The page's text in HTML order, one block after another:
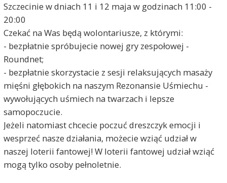
Szczecinie w dniach 11 i 12 maja w godzinach 11:00 -
20:00
Czekać na Was będą wolontariusze, z którymi:
- bezpłatnie spróbujecie nowej gry zespołowej -
Roundnet;
- bezpłatnie skorzystacie z sesji relaksujących masaży
mięśni głębokich na naszym Rezonansie Uśmiechu -
wywołujących uśmiech na twarzach i lepsze
samopoczucie.
Jeżeli natomiast chcecie poczuć dreszczyk emocji i
wesprzeć nasze działania, możecie wziąć udział w
naszej loterii fantowej! W loterii fantowej udział wziąć
mogą tylko osoby pełnoletnie.